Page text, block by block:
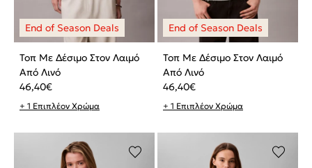
Τοπ Με Δέσιμο Στον Λαιμό
Από Λινό
46,40€
+ 1 Επιπλέον Χρώμα
Τοπ Με Δέσιμο Στον Λαιμό
Από Λινό
46,40€
+ 1 Επιπλέον Χρώμα